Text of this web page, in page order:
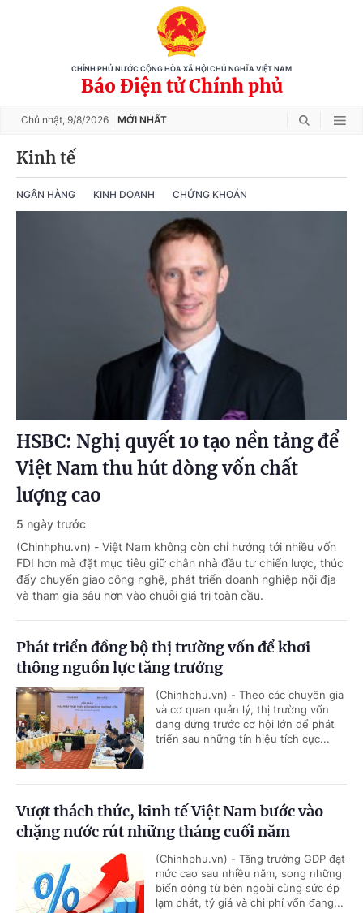
CHÍNH PHỦ NƯỚC CỘNG HÒA XÃ HỘI CHỦ NGHĨA VIỆT NAM
Báo Điện tử Chính phủ
Chủ nhật, 9/8/2026 MỚI NHẤT
Kinh tế
NGÂN HÀNG KINH DOANH CHỨNG KHOÁN
HSBC: Nghị quyết 10 tạo nền tảng để
Việt Nam thu hút dòng vốn chất
lượng cao
5 ngày trước
(Chinhphu.vn) - Việt Nam không còn chỉ hướng tới nhiều vốn
FDI hơn mà đặt mục tiêu giữ chân nhà đầu tư chiến lược, thúc
đẩy chuyển giao công nghệ, phát triển doanh nghiệp nội địa
và tham gia sâu hơn vào chuỗi giá trị toàn cầu.
Phát triển đồng bộ thị trường vốn để khơi
thông nguồn lực tăng trưởng
(Chinhphu.vn) - Theo các chuyên gia
và cơ quan quản lý, thị trường vốn
đang đứng trước cơ hội lớn để phát
triển sau những tín hiệu tích cực...
Vượt thách thức, kinh tế Việt Nam bước vào
chặng nước rút những tháng cuối năm
(Chinhphu.vn) - Tăng trưởng GDP đạt
mức cao sau nhiều năm, song những
biến động từ bên ngoài cùng sức ép
lạm phát, tỷ giá và chi phí vốn đang...